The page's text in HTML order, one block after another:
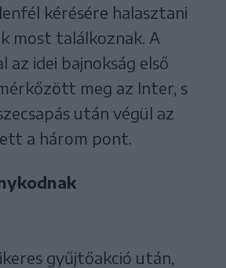
kérésére halasztani
most találkoznak. A
az idei bajnokság első
meg az Inter, s
után végül az
a három pont.
gyűjtőakció után,